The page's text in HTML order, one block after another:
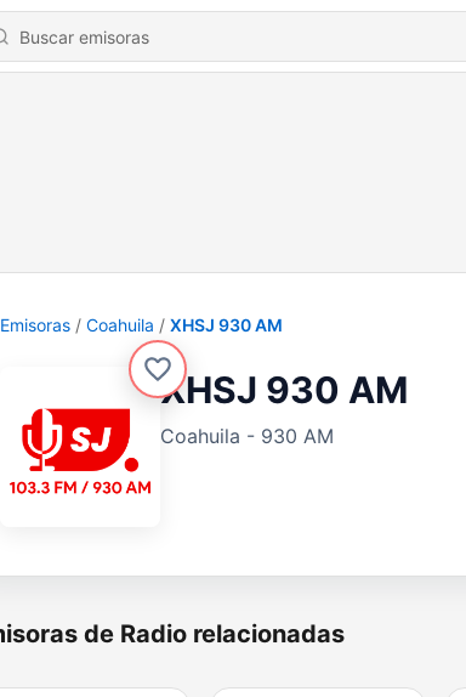
Emisoras Coahuila XHSJ 930 AM
XHSJ 930 AM
Coahuila - 930 AM
de Radio relacionadas